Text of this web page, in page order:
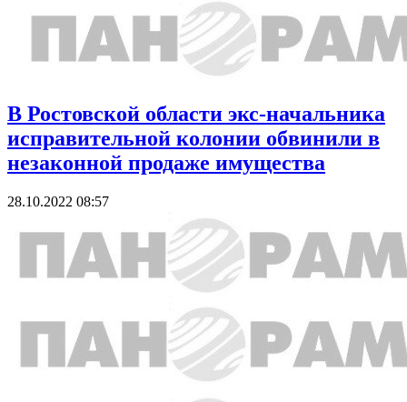
В Ростовской области экс-начальника
исправительной колонии обвинили в
незаконной продаже имущества
28.10.2022 08:57